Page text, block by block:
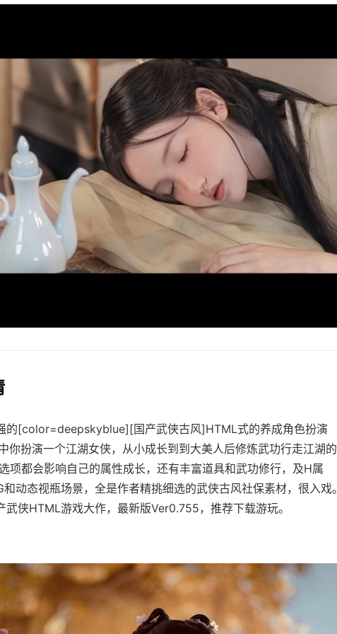
的[color=deepskyblue][国产武侠古风]HTML式的养成角色扮演
你扮演一个江湖女侠，从小成长到到大美人后修炼武功行走江湖的
项都会影响自己的属性成长，还有丰富道具和武功修行，及H属
动态视瓶场景，全是作者精挑细选的武侠古风社保素材，很入戏。
武侠HTML游戏大作，最新版Ver0.755，推荐下载游玩。